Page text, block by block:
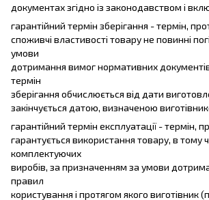
документах згідно із законодавством і
гарантійний термін зберігання - термін,
споживчі властивості товару не повинні
умови
дотримання вимог нормативних
термін
зберігання обчислюється від дати
закінчується датою, визначеною
гарантійний термін експлуатації - термін,
гарантується використання товару, в тому
комплектуючих
виробів, за призначенням за умови
правил
користування і протягом якого виготівник